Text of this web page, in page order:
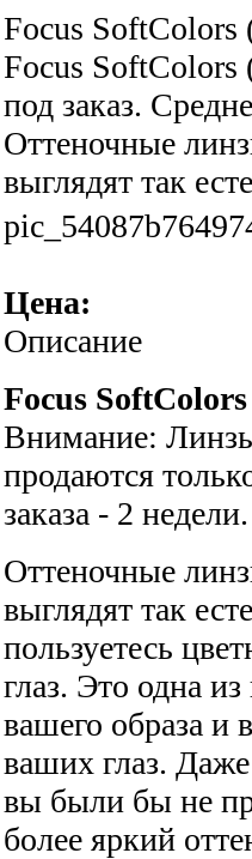
Focus
Focus SoftColors
под заказ.
Оттеночные
выглядят так
Цена:
Описание
Focus
Внимание:
продаются
заказа - 2 недели.
Оттеночные
выглядят так
пользуетесь
глаз. Это одна
вашего образа и
ваших глаз. Даже
вы были бы не
более яркий